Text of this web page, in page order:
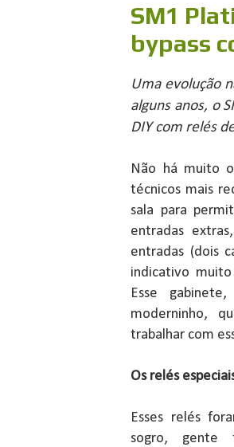
SM1
bypass
Uma evolução
alguns anos, o
DIY com relés
Não há muito
técnicos mais
sala para
entradas
entradas (dois
indicativo
Esse
moderninho,
trabalhar com
Os relés
Esses relés
sogro,